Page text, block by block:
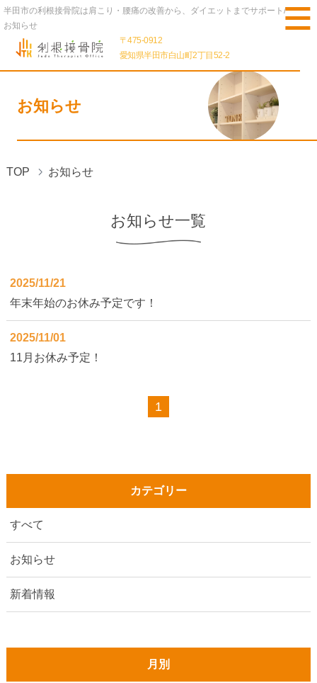
半田市の利根接骨院は肩こり・腰痛の改善から、ダイエットまでサポート/
お知らせ
〒475-0912
愛知県半田市白山町2丁目52-2
お知らせ
TOP お知らせ
お知らせ一覧
2025/11/21
年末年始のお休み予定です！
2025/11/01
11月お休み予定！
1
カテゴリー
すべて
お知らせ
新着情報
月別